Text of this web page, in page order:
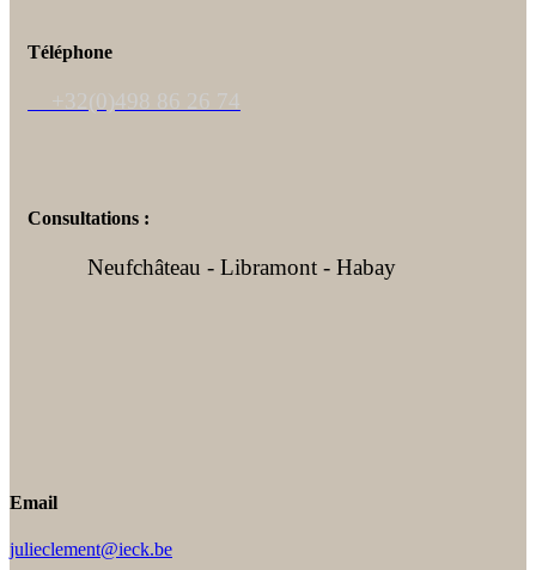
Téléphone
+32(0)498 86 26 74
Consultations :
Neufchâteau - Libramont - Habay
Email
julieclement@ieck.be